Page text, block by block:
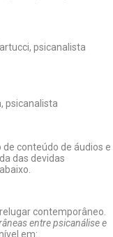
psicanalista
psicanalista
conteúdo de áudios e
das devidas
contemporâneo.
entre psicanálise e
em: